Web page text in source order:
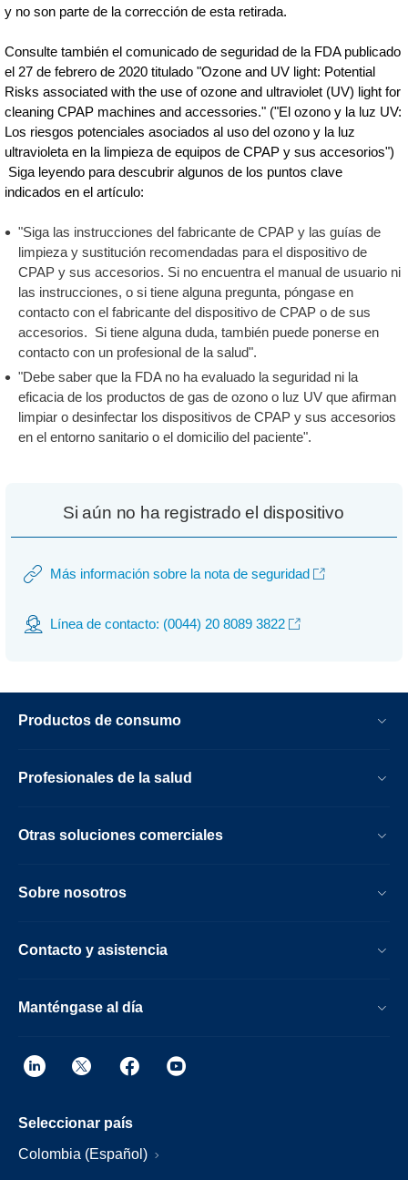
y no son parte de la corrección de esta retirada.
Consulte también el comunicado de seguridad de la FDA publicado
el 27 de febrero de 2020 titulado "Ozone and UV light: Potential
Risks associated with the use of ozone and ultraviolet (UV) light for
cleaning CPAP machines and accessories." ("El ozono y la luz UV:
Los riesgos potenciales asociados al uso del ozono y la luz
ultravioleta en la limpieza de equipos de CPAP y sus accesorios")
Siga leyendo para descubrir algunos de los puntos clave
indicados en el artículo:
"Siga las instrucciones del fabricante de CPAP y las guías de
limpieza y sustitución recomendadas para el dispositivo de
CPAP y sus accesorios. Si no encuentra el manual de usuario ni
las instrucciones, o si tiene alguna pregunta, póngase en
contacto con el fabricante del dispositivo de CPAP o de sus
accesorios. Si tiene alguna duda, también puede ponerse en
contacto con un profesional de la salud".
"Debe saber que la FDA no ha evaluado la seguridad ni la
eficacia de los productos de gas de ozono o luz UV que afirman
limpiar o desinfectar los dispositivos de CPAP y sus accesorios
en el entorno sanitario o el domicilio del paciente".
Si aún no ha registrado el dispositivo
Más información sobre la nota de seguridad
Línea de contacto: (0044) 20 8089 3822
Productos de consumo
Profesionales de la salud
Otras soluciones comerciales
Sobre nosotros
Contacto y asistencia
Manténgase al día
Seleccionar país
Colombia (Español)